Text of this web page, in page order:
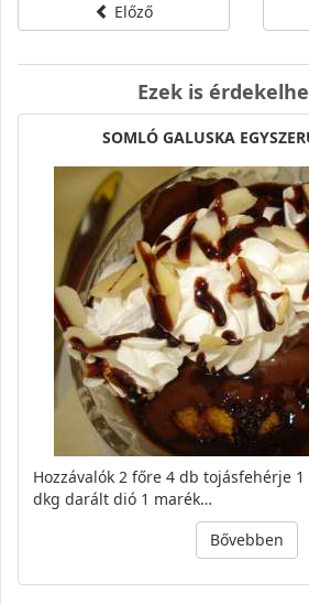
Előző
Ezek is
SOMLÓ GALUSKA
Hozzávalók 2 főre 4 db tojásfehérje
dkg darált dió 1 marék…
Bővebben